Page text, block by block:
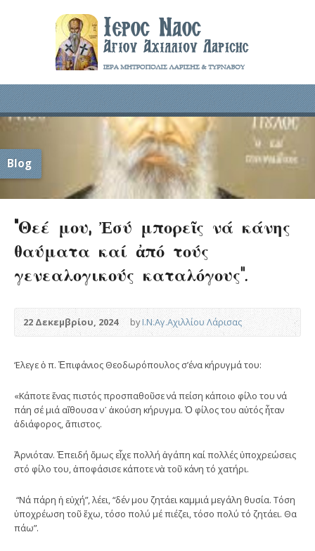
Blog
“Θεέ μου, Ἐσύ μπορεῖς νά κάνης
θαύματα καί ἀπό τούς
γενεαλογικούς καταλόγους”.
22 Δεκεμβρίου, 2024 byΙ.Ν.Αγ.Αχιλλίου Λάρισας
‘Ελεγε ὁ π. Ἐπιφάνιος Θεοδωρόπουλος σ’ένα κήρυγμά του:
«Κάποτε ἕνας πιστός προσπαθοῦσε νά πείση κάποιο φίλο του νά
πάη σέ μιά αἴθουσα ν᾿ ἀκούση κήρυγμα. Ὁ φίλος του αὐτός ἦταν
ἀδιάφορος, ἄπιστος.
Ἀρνιόταν. Ἐπειδή ὅμως εἶχε πολλή ἀγάπη καί πολλές ὑποχρεώσεις
στό φίλο του, ἀποφάσισε κάποτε νὰ τοῦ κάνη τό χατήρι.
“Νά πάρη ἡ εὐχή”, λέει, “δέν μου ζητάει καμμιά μεγάλη θυσία. Τόση
ὑποχρέωση τοῦ ἔχω, τόσο πολύ μέ πιέζει, τόσο πολύ τό ζητάει. Θα
πάω”.